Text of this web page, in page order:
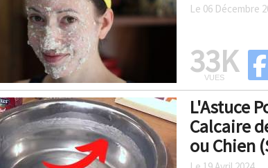
Le 06 Décembre
33K
VUES
L'Astuce
Calcaire
ou Chien